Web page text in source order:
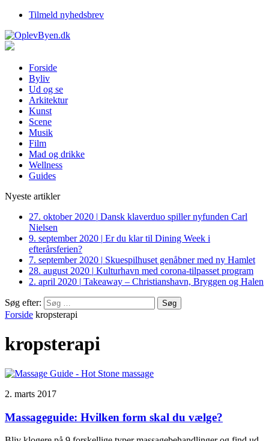
Tilmeld nyhedsbrev
Forside
Byliv
Ud og se
Arkitektur
Kunst
Scene
Musik
Film
Mad og drikke
Wellness
Guides
Nyeste artikler
27. oktober 2020 | Dansk klaverduo spiller nyfunden Carl
Nielsen
9. september 2020 | Er du klar til Dining Week i
efterårsferien?
7. september 2020 | Skuespilhuset genåbner med ny Hamlet
28. august 2020 | Kulturhavn med corona-tilpasset program
2. april 2020 | Takeaway – Christianshavn, Bryggen og Halen
Søg efter:
Forside kropsterapi
kropsterapi
2. marts 2017
Massageguide: Hvilken form skal du vælge?